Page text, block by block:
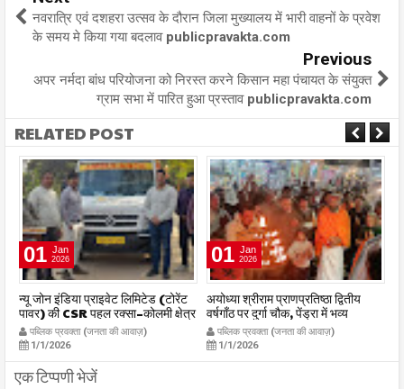
नवरात्रि एवं दशहरा उत्सव के दौरान जिला मुख्यालय में भारी वाहनों के प्रवेश
के समय मे किया गया बदलाव publicpravakta.com
Previous
अपर नर्मदा बांध परियोजना को निरस्त करने किसान महा पंचायत के संयुक्त
ग्राम सभा में पारित हुआ प्रस्ताव publicpravakta.com
RELATED POST
01 Jan
2026
न्यू जोन इंडिया प्राइवेट लिमिटेड (टोरेंट
पावर) की CSR पहल रक्सा–कोलमी क्षेत्र
में चलित अस्पताल एम्बुलेंस सेवा का
शुभारंभ publicpravakta.com
पब्लिक प्रवक्ता (जनता की आवाज़)
1/1/2026
01 Jan
2026
अयोध्या श्रीराम प्राणप्रतिष्ठा द्वितीय
वर्षगाँठ पर दुर्गा चौक, पेंड्रा में भव्य
महाआरती सम्पन्न
publicpravakta.com
पब्लिक प्रवक्ता (जनता की आवाज़)
1/1/2026
एक टिप्पणी भेजें